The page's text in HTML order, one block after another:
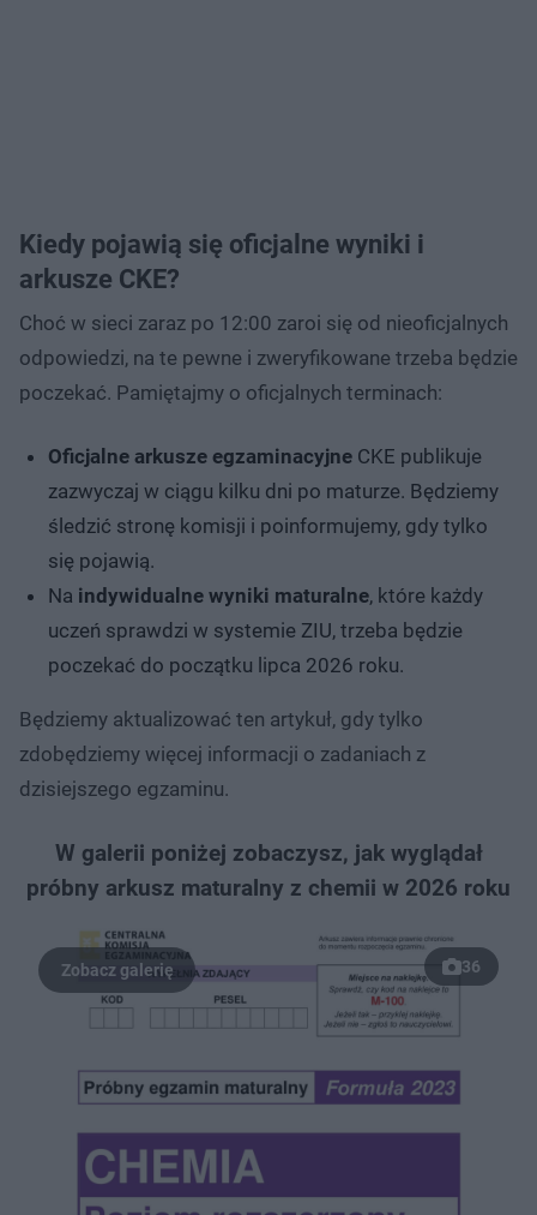
Kiedy pojawią się oficjalne wyniki i
arkusze CKE?
Choć w sieci zaraz po 12:00 zaroi się od nieoficjalnych
odpowiedzi, na te pewne i zweryfikowane trzeba będzie
poczekać. Pamiętajmy o oficjalnych terminach:
Oficjalne arkusze egzaminacyjne CKE publikuje
zazwyczaj w ciągu kilku dni po maturze. Będziemy
śledzić stronę komisji i poinformujemy, gdy tylko
się pojawią.
Na indywidualne wyniki maturalne, które każdy
uczeń sprawdzi w systemie ZIU, trzeba będzie
poczekać do początku lipca 2026 roku.
Będziemy aktualizować ten artykuł, gdy tylko
zdobędziemy więcej informacji o zadaniach z
dzisiejszego egzaminu.
W galerii poniżej zobaczysz, jak wyglądał
próbny arkusz maturalny z chemii w 2026 roku
36